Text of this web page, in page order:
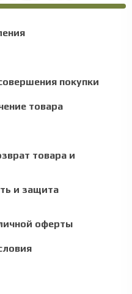
покупки
товара
товара и
и защита
оферты